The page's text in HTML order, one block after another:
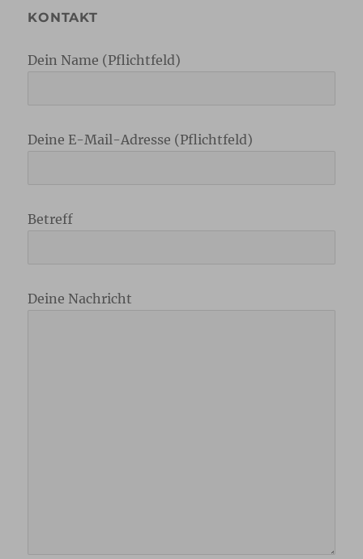
KONTAKT
Dein Name (Pflichtfeld)
Deine E-Mail-Adresse (Pflichtfeld)
Betreff
Deine Nachricht